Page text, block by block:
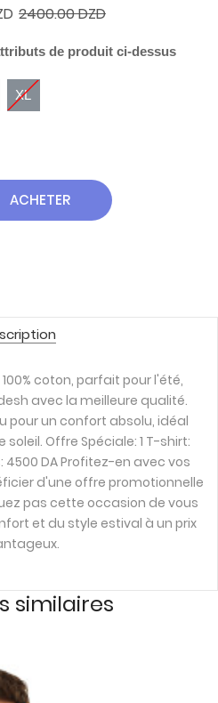
2400.00 DZD
de produit ci-dessus
XL
ACHETER
coton, parfait pour l'été,
avec la meilleure qualité.
pour un confort absolu, idéal
Offre Spéciale: 1 T-shirt:
4500 DA Profitez-en avec vos
d'une offre promotionnelle
pas cette occasion de vous
et du style estival à un prix
similaires